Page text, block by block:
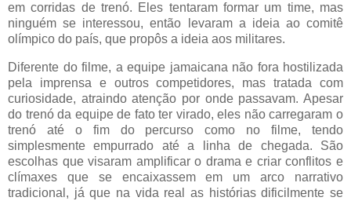
em corridas de trenó. Eles tentaram formar um time, mas
ninguém se interessou, então levaram a ideia ao comitê
olímpico do país, que propôs a ideia aos militares.
Diferente do filme, a equipe jamaicana não fora hostilizada
pela imprensa e outros competidores, mas tratada com
curiosidade, atraindo atenção por onde passavam. Apesar
do trenó da equipe de fato ter virado, eles não carregaram o
trenó até o fim do percurso como no filme, tendo
simplesmente empurrado até a linha de chegada. São
escolhas que visaram amplificar o drama e criar conflitos e
clímaxes que se encaixassem em um arco narrativo
tradicional, já que na vida real as histórias dificilmente se